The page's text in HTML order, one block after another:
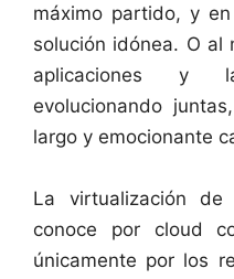
máximo partido, y
solución idónea. O al
aplicaciones y
evolucionando
largo y emocionante
La virtualización
conoce por cloud
únicamente por los